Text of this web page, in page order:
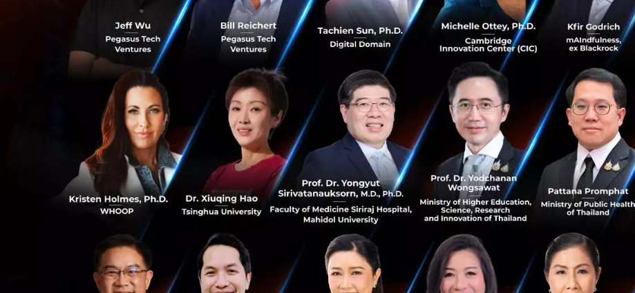
0
ทาง (Omnichannel) โดยเชื่อมโยงช่องทางต่างๆ รวมให้เป็นหนึ่งเดียว และสร้างปร
บุคคลให้กับลูกค้าไว้วางใจ เพื่อรักษาฐานลูกค้าได้อย่างมั่นคงแน่นแฟ้นยิ่งขึ้น จะช่วย
ลูกค้าทั้งในประเทศไทยและภูมิภาคอาเซียน เติมเต็มระบบหลังบ้านธุรกิจของลูกค้า ใ
สามารถบริหารจัดการธุรกิจได้ดียิ่งขึ้น
อีก 1 พาร์ทเนอร์ที่กลับมาร่วมลงทุนอีกครั้งหลังจากที่เป็นพาร์ทเนอร์กันมาเเล้วใน
อย่าง ฟินโนเวนเจอร์ ไพรเวท อิควิตี้ ทรัสต์ 1 (FINNOVENTURE PRIVATE EQUITY
สตาร์ทอัพแรกของไทย โดย Krungsri Finnovate ที่ช่วยส่งเสริม Startup ชั้นนำในเอเ
เฉียงใต้ มุ่งให้ Startup เติบโตสู่เป้าหมายที่ตั้งไว้อย่างยั่งยืน และ พร้อมพาร์ทเนอร์ให
รอบ Series C อย่าง อินโนสเปซ (ประเทศไทย) (INNOSPACE (THAILAND)
ความพร้อมในการนำผลิตภัณฑ์และบริการเข้าไปขยายตลาดผ่านผู้ลงทุนที่เป็นบริษั
ประเทศไทยรวมถึงพร้อมที่ส่งเสริมและพัฒนาสตาร์ทอัพไทยอย่างครบวงจร
โดย คุณไมค์ สิรสิทธิ์ สุริยพัฒนพงศ์ (CO-FOUNDER & CEO, CHOCOCRM) ผู้ก่อตั้งบ
เอ็นเตอร์ไพรส์ จำกัด กล่าวว่า “เราขอขอบคุณ Techmatrix บริษัทฯมหาชนอันดับ 1